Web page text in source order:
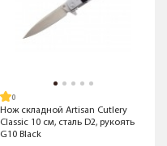
Нож складной Artisan Cutlery
Classic 10 см, сталь D2, рукоять
G10 Black